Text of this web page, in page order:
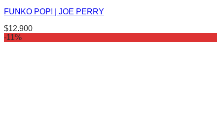
FUNKO POP! | JOE PERRY
$12.900
-11%